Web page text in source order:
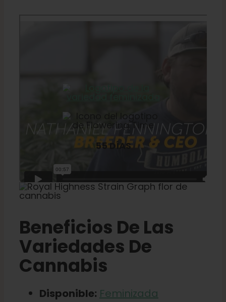
55 DÍAS
Beneficios De Las
Variedades De
Cannabis
Disponible: Feminizada